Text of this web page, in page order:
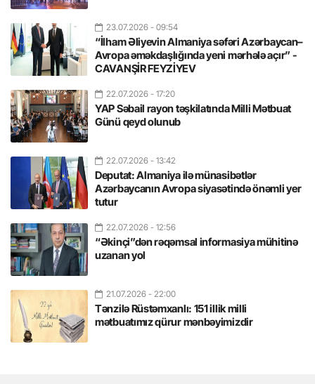
23.07.2026 - 09:54
“İlham Əliyevin Almaniya səfəri Azərbaycan–
Avropa əməkdaşlığında yeni mərhələ açır” -
CAVANŞİR FEYZİYEV
22.07.2026 - 17:20
YAP Səbail rayon təşkilatında Milli Mətbuat
Günü qeyd olunub
22.07.2026 - 13:42
Deputat: Almaniya ilə münasibətlər
Azərbaycanın Avropa siyasətində önəmli yer
tutur
22.07.2026 - 12:56
“Əkinçi”dən rəqəmsal informasiya mühitinə
uzanan yol
21.07.2026 - 22:00
Tənzilə Rüstəmxanlı: 151 illik milli
mətbuatımız qürur mənbəyimizdir